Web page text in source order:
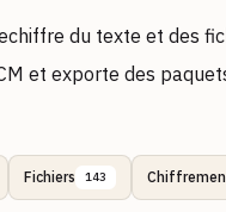
du texte et des
et exporte des
Fichiers 143